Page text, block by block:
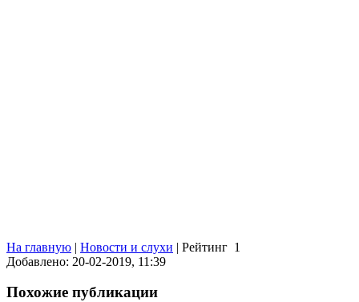
На главную | Новости и слухи | Рейтинг 1
Добавлено: 20-02-2019, 11:39
Похожие публикации